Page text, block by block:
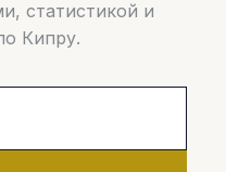
статистикой и
Кипру.